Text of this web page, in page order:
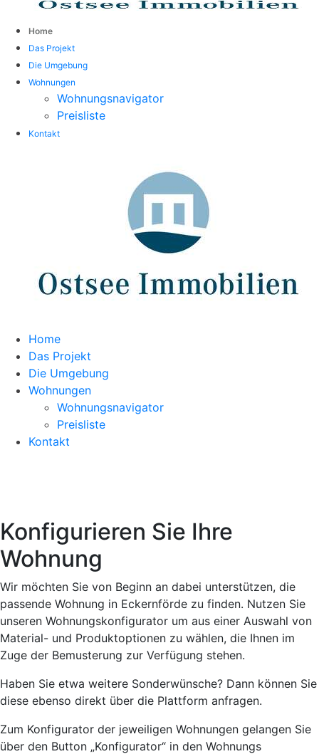
Home
Das Projekt
Die Umgebung
Wohnungen
Wohnungsnavigator
Preisliste
Kontakt
Home
Das Projekt
Die Umgebung
Wohnungen
Wohnungsnavigator
Preisliste
Kontakt
Konfigurieren Sie Ihre
Wohnung
Wir möchten Sie von Beginn an dabei unterstützen, die
passende Wohnung in Eckernförde zu finden. Nutzen Sie
unseren Wohnungskonfigurator um aus einer Auswahl von
Material- und Produktoptionen zu wählen, die Ihnen im
Zuge der Bemusterung zur Verfügung stehen.
Haben Sie etwa weitere Sonderwünsche? Dann können Sie
diese ebenso direkt über die Plattform anfragen.
Zum Konfigurator der jeweiligen Wohnungen gelangen Sie
über den Button „Konfigurator“ in den Wohnungs